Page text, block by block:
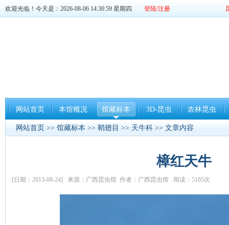
欢迎光临！今天是：2026-08-06 14:31:00 星期四 登陆/注册
网站首页 本馆概况 馆藏标本 3D-昆虫 农林昆虫
网站首页 >> 馆藏标本 >> 鞘翅目 >> 天牛科 >> 文章内容
樟红天牛
[日期：2013-08-24] 来源：广西昆虫馆 作者：广西昆虫馆 阅读：5165次